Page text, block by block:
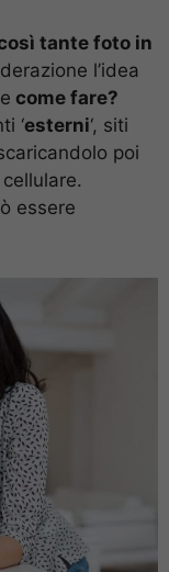
tante foto in
l’idea
come fare?
‘esterni‘, siti
poi
essere